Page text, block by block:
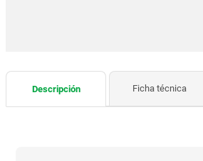
Descripción Ficha técnica